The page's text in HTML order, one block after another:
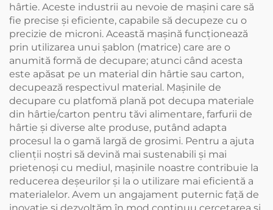
hârtie. Aceste industrii au nevoie de mașini care să
fie precise și eficiente, capabile să decupeze cu o
precizie de microni. Această mașină funcționează
prin utilizarea unui șablon (matrice) care are o
anumită formă de decupare; atunci când acesta
este apăsat pe un material din hârtie sau carton,
decupează respectivul material. Mașinile de
decupare cu platfomă plană pot decupa materiale
din hârtie/carton pentru tăvi alimentare, farfurii de
hârtie și diverse alte produse, putând adapta
procesul la o gamă largă de grosimi. Pentru a ajuta
clienții noștri să devină mai sustenabili și mai
prietenoși cu mediul, mașinile noastre contribuie la
reducerea deșeurilor și la o utilizare mai eficientă a
materialelor. Avem un angajament puternic față de